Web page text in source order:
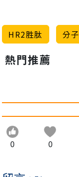
HR2胜肽 分子
熱門推薦
0 0